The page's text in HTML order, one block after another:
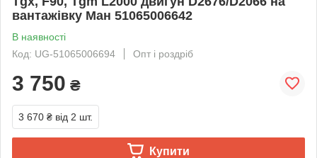
вантажівку Ман 51065006642
В наявності
Код: UG-51065006694
Опт і роздріб
3 750 ₴
3 670 ₴ від 2 шт.
Купити